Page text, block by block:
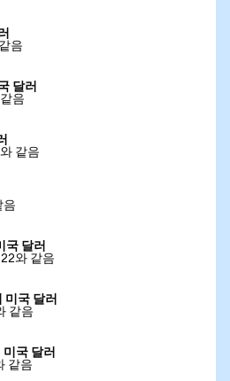
음
달러
음
같음
음
국 달러
와 같음
국 달러
같음
국 달러
같음